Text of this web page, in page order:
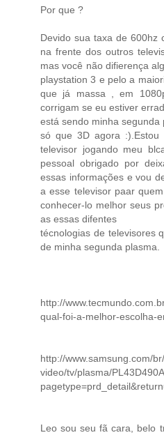
Por que ?
Devido sua taxa de 600hz
na frente dos outros
mas você não difierença
playstation 3 e pelo a
que já massa , em
corrigam se eu estiver
está sendo minha segunda
só que 3D agora :).Estou
televisor jogando meu
pessoal obrigado por
essas informações e vou
a esse televisor paar
conhecer-lo melhor seus
as essas difentes
técnologias de televisores
de minha segunda plasma.
http://
qual-foi-a-melhor-escolha-
http://www.samsung.com/
video/tv/plasma/
Leo sou seu fã cara, belo